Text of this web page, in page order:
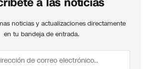
noticias y actualizaciones directamente
en tu bandeja de entrada.